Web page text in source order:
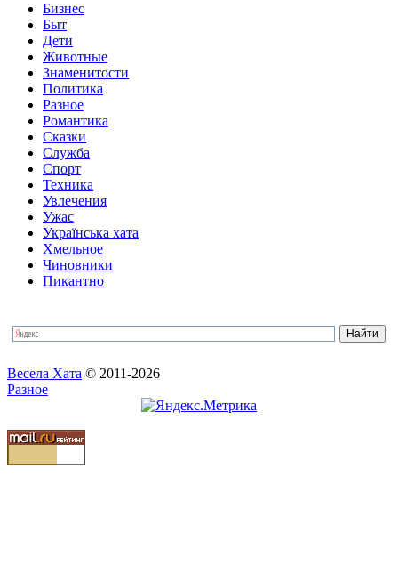
Бизнес
Быт
Дети
Животные
Знаменитости
Политика
Разное
Романтика
Сказки
Служба
Спорт
Техника
Увлечения
Ужас
Українська хата
Хмельное
Чиновники
Пикантно
Весела Хата © 2011-2026
Разное